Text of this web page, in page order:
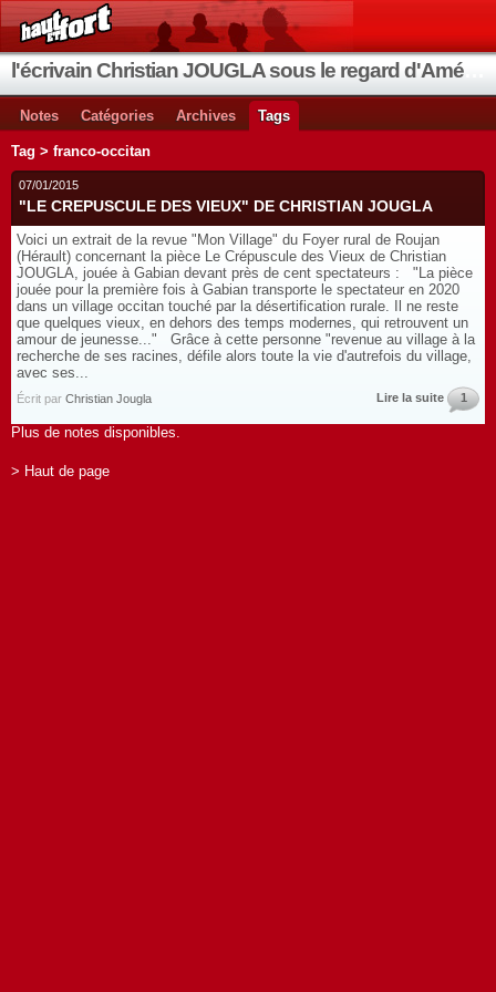
Notes Catégories Archives Tags
Tag > franco-occitan
07/01/2015
"LE CREPUSCULE DES VIEUX" DE CHRISTIAN JOUGLA
Voici un extrait de la revue "Mon Village" du Foyer rural de Roujan
(Hérault) concernant la pièce Le Crépuscule des Vieux de Christian
JOUGLA, jouée à Gabian devant près de cent spectateurs : "La pièce
jouée pour la première fois à Gabian transporte le spectateur en 2020
dans un village occitan touché par la désertification rurale. Il ne reste
que quelques vieux, en dehors des temps modernes, qui retrouvent un
amour de jeunesse..." Grâce à cette personne "revenue au village à la
recherche de ses racines, défile alors toute la vie d'autrefois du village,
avec ses...
Écrit par Christian Jougla Lire la suite 1
Plus de notes disponibles.
> Haut de page